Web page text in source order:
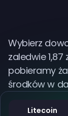
Litecoin
Wybierz
zaledwie
pobieramy
środków w